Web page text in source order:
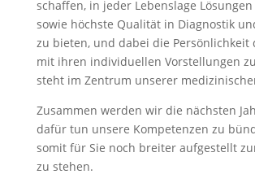
schaffen, in jeder Lebenslage
sowie höchste Qualität in Diagnostik
zu bieten, und dabei die Persönlichkeit
mit ihren individuellen Vorstellungen
steht im Zentrum unserer
Zusammen werden wir die nächsten
dafür tun unsere Kompetenzen zu
somit für Sie noch breiter aufgestellt
zu stehen.